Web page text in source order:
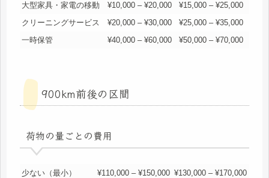
大型家具・家電の移動
¥10,000 – ¥20,000
¥15,000 – ¥25,000
クリーニングサービス
¥20,000 – ¥30,000
¥25,000 – ¥35,000
一時保管
¥40,000 – ¥60,000 ¥50,000 – ¥70,000
900km前後の区間
荷物の量ごとの費用
少ない（最小） ¥110,000 – ¥150,000 ¥130,000 – ¥170,000